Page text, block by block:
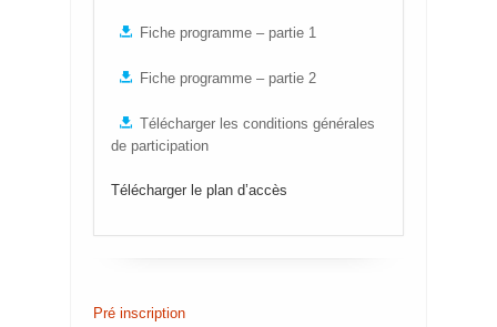
Fiche programme – partie 1
Fiche programme – partie 2
Télécharger les conditions générales
de participation
Télécharger le plan d’accès
Pré inscription